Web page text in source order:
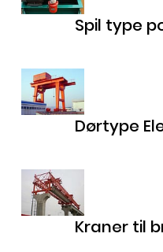
Spil type
Dørtype
Kraner til